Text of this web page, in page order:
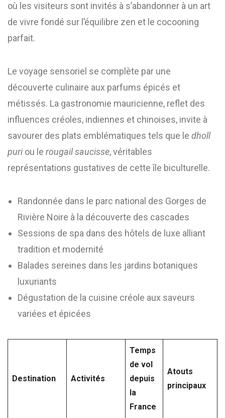
où les visiteurs sont invités à s’abandonner à un art
de vivre fondé sur l’équilibre zen et le cocooning
parfait.
Le voyage sensoriel se complète par une
découverte culinaire aux parfums épicés et
métissés. La gastronomie mauricienne, reflet des
influences créoles, indiennes et chinoises, invite à
savourer des plats emblématiques tels que le dholl
puri ou le rougail saucisse, véritables
représentations gustatives de cette île biculturelle.
Randonnée dans le parc national des Gorges de
Rivière Noire à la découverte des cascades
Sessions de spa dans des hôtels de luxe alliant
tradition et modernité
Balades sereines dans les jardins botaniques
luxuriants
Dégustation de la cuisine créole aux saveurs
variées et épicées
Destination Activités
Temps
de vol
depuis
la
France
Atouts
principaux